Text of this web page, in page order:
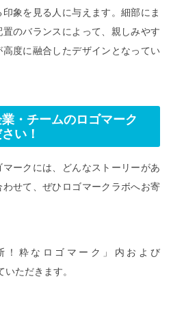
象を見る人に与えます。細部にま
のバランスによって、親しみやす
度に融合したデザインとなってい
・チームのロゴマーク
い！
ークには、どんなストーリーがあ
せて、ぜひロゴマークラボへお寄
！粋なロゴマーク」内および
ただきます。